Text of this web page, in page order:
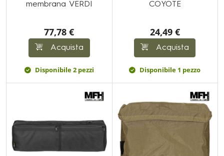
membrana VERDI
77,78 €
Acquista
Disponibile 2 pezzi
COYOTE
24,49 €
Acquista
Disponibile 1 pezzo